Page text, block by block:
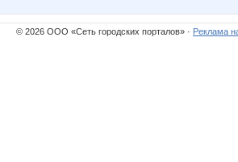
© 2026 ООО «Сеть городских порталов» · Реклама